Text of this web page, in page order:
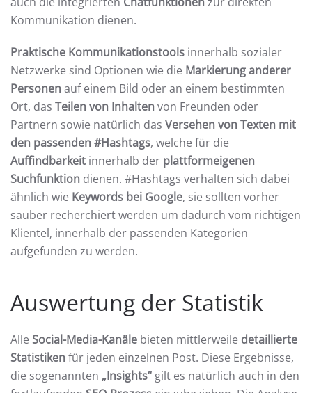
Kommunikation dienen.
Praktische Kommunikationstools innerhalb sozialer
Netzwerke sind Optionen wie die Markierung anderer
Personenauf einem Bild oder an einem bestimmten
Ort, das Teilen von Inhaltenvon Freunden oder
Partnern sowie natürlich das Versehen von Texten mit
den passenden #Hashtags, welche für die
Auffindbarkeit innerhalb der plattformeigenen
Suchfunktion dienen. #Hashtags verhalten sich dabei
ähnlich wie Keywords bei Google, sie sollten vorher
sauber recherchiert werden um dadurch vom richtigen
Klientel, innerhalb der passenden Kategorien
aufgefunden zu werden.
Auswertung der Statistik
Alle Social-Media-Kanäle bieten mittlerweile detaillierte
Statistikenfür jeden einzelnen Post. Diese Ergebnisse,
die sogenannten „Insights“ gilt es natürlich auch in den